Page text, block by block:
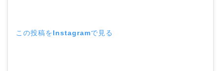
この投稿をInstagramで見る